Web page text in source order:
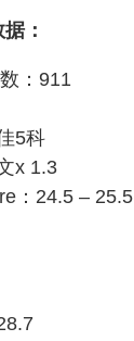
：
：911
5科
x 1.3
：24.5 – 25.5